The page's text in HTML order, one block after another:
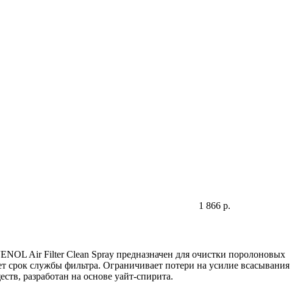
1 866 р.
Air Filter Clean Spray предназначен для очистки поролоновых
срок службы фильтра. Ограничивает потери на усилие всасывания
разработан на основе уайт-спирита.